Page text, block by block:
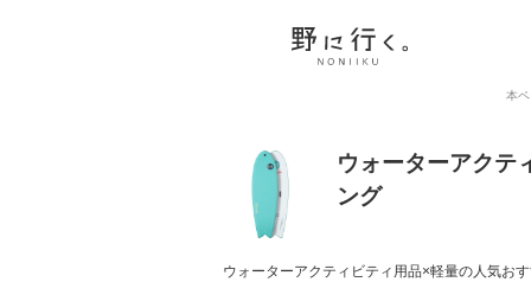
本
ウォーターアクテ
ング
ウォーターアクティビティ用品×軽量の人気お